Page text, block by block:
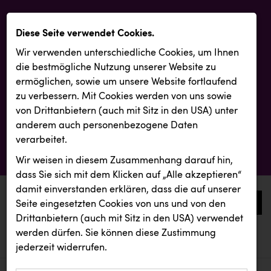
0
aktuelle aussendungen
aktuelle aussendungen
Diese Seite verwendet Cookies.
Wir verwenden unterschiedliche Cookies, um Ihnen
die best­mögliche Nutzung unserer Website zu
ermöglichen, sowie um unsere Website fortlaufend
zu verbessern. Mit Cookies werden von uns sowie
von Drittanbietern (auch mit Sitz in den USA) unter
anderem auch personenbezogene Daten
verarbeitet.
Wir weisen in diesem Zusammenhang darauf hin,
dass Sie sich mit dem Klicken auf „Alle akzeptieren“
damit ein­ver­standen erklären, dass die auf unserer
Seite eingesetzten Cookies von uns und von den
Drittanbietern (auch mit Sitz in den USA) verwendet
werden dürfen. Sie können diese Zustimmung
jederzeit widerrufen.